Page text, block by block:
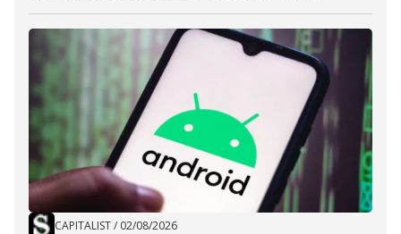
CAPITALIST/ 02/08/2026